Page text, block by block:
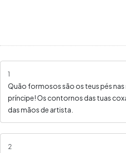
1
Quão formosos são os teus pés nas
príncipe! Os contornos das tuas
das mãos de artista.
2